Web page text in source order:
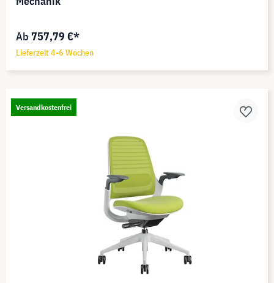
Ab 757,79 €*
Lieferzeit 4-6 Wochen
Versandkostenfrei